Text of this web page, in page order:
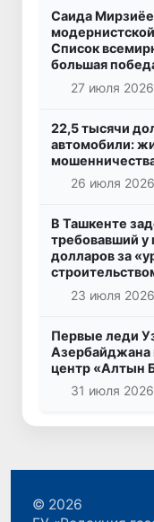
Саида
Список
большая
27 июля
22,5 тысячи
автомобили:
26 июля
В Ташкенте
требовавший
долларов за
23 июля
Первые леди
Азербайджана
центр «Алтын
31 июля
© 2026